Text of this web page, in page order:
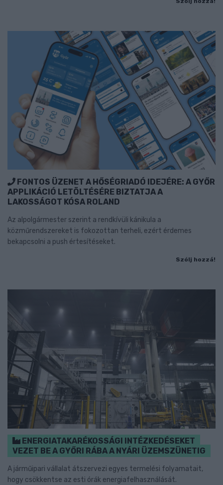
FONTOS ÜZENET A HŐSÉGRIADÓ IDEJÉRE: A GYŐR
APPLIKÁCIÓ LETÖLTÉSÉRE BIZTATJA A
LAKOSSÁGOT KÓSA ROLAND
Az alpolgármester szerint a rendkívüli kánikula a
közműrendszereket is fokozottan terheli, ezért érdemes
bekapcsolni a push értesítéseket.
Szólj hozzá!
ENERGIATAKARÉKOSSÁGI INTÉZKEDÉSEKET
VEZET BE A GYŐRI RÁBA A NYÁRI ÜZEMSZÜNETIG
A járműipari vállalat átszervezi egyes termelési folyamatait,
hogy csökkentse az esti órák energiafelhasználását.